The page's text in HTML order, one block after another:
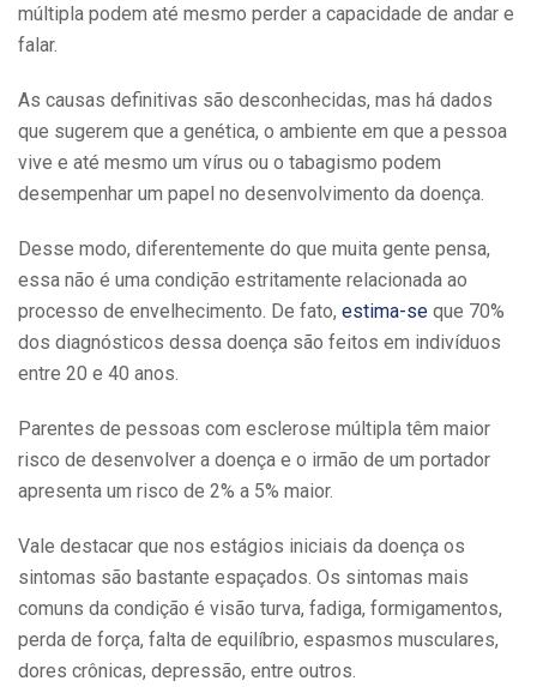
múltipla podem até mesmo perder a capacidade de andar e
falar.
As causas definitivas são desconhecidas, mas há dados
que sugerem que a genética, o ambiente em que a pessoa
vive e até mesmo um vírus ou o tabagismo podem
desempenhar um papel no desenvolvimento da doença.
Desse modo, diferentemente do que muita gente pensa,
essa não é uma condição estritamente relacionada ao
processo de envelhecimento. De fato, estima-se que 70%
dos diagnósticos dessa doença são feitos em indivíduos
entre 20 e 40 anos.
Parentes de pessoas com esclerose múltipla têm maior
risco de desenvolver a doença e o irmão de um portador
apresenta um risco de 2% a 5% maior.
Vale destacar que nos estágios iniciais da doença os
sintomas são bastante espaçados. Os sintomas mais
comuns da condição é visão turva, fadiga, formigamentos,
perda de força, falta de equilíbrio, espasmos musculares,
dores crônicas, depressão, entre outros.